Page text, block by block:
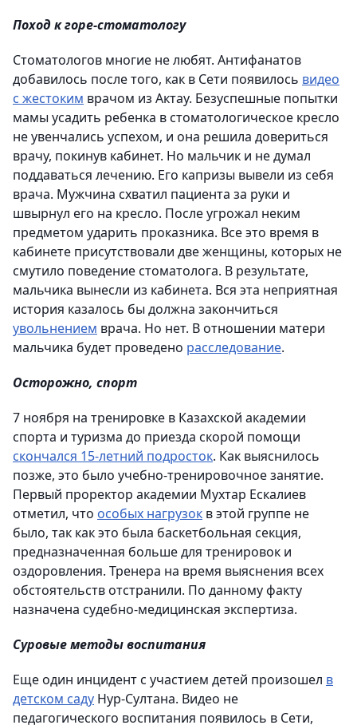
Поход к горе-стоматологу
Стоматологов многие не любят. Антифанатов
добавилось после того, как в Сети появилось видео
с жестоким врачом из Актау. Безуспешные попытки
мамы усадить ребенка в стоматологическое кресло
не увенчались успехом, и она решила довериться
врачу, покинув кабинет. Но мальчик и не думал
поддаваться лечению. Его капризы вывели из себя
врача. Мужчина схватил пациента за руки и
швырнул его на кресло. После угрожал неким
предметом ударить проказника. Все это время в
кабинете присутствовали две женщины, которых не
смутило поведение стоматолога. В результате,
мальчика вынесли из кабинета. Вся эта неприятная
история казалось бы должна закончиться
увольнением врача. Но нет. В отношении матери
мальчика будет проведено расследование.
Осторожно, спорт
7 ноября на тренировке в Казахской академии
спорта и туризма до приезда скорой помощи
скончался 15-летний подросток. Как выяснилось
позже, это было учебно-тренировочное занятие.
Первый проректор академии Мухтар Ескалиев
отметил, что особых нагрузок в этой группе не
было, так как это была баскетбольная секция,
предназначенная больше для тренировок и
оздоровления. Тренера на время выяснения всех
обстоятельств отстранили. По данному факту
назначена судебно-медицинская экспертиза.
Суровые методы воспитания
Еще один инцидент с участием детей произошел в
детском саду Нур-Султана. Видео не
педагогического воспитания появилось в Сети,